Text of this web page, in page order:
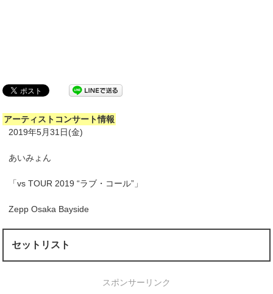
アーティストコンサート情報
2019年5月31日(金)
あいみょん
「vs TOUR 2019 “ラブ・コール”」
Zepp Osaka Bayside
セットリスト
スポンサーリンク